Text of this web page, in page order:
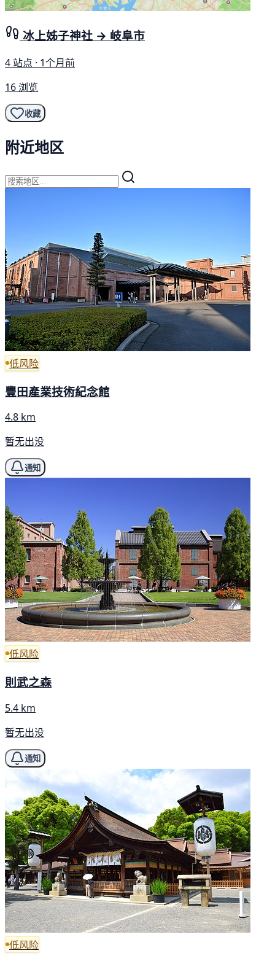
冰上姊子神社 → 岐阜市
4 站点 · 1个月前
16 浏览
收藏
附近地区
低风险
豐田產業技術紀念館
4.8 km
暂无出没
通知
低风险
則武之森
5.4 km
暂无出没
通知
低风险